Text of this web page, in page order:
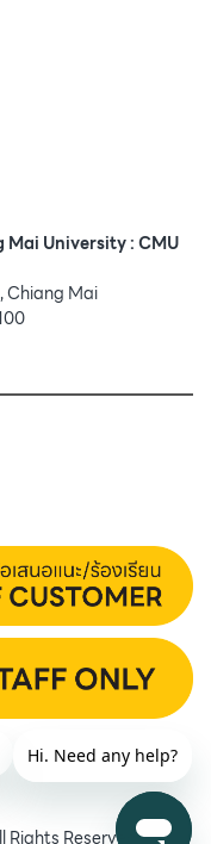
Mai University : CMU
Chiang Mai
Rights Reserved